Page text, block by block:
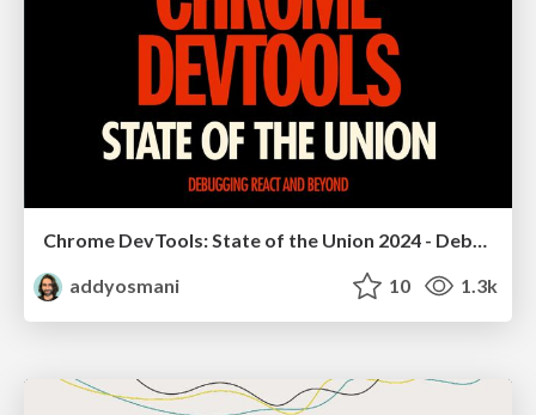
Chrome DevTools: State of the Union 2024 - Debugging React & Beyond
addyosmani
10 1.3k